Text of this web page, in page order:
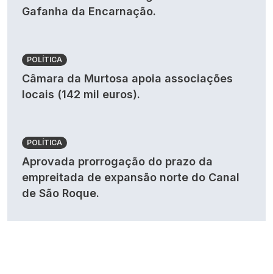
Gafanha da Encarnação.
POLÍTICA
Câmara da Murtosa apoia associações
locais (142 mil euros).
POLÍTICA
Aprovada prorrogação do prazo da
empreitada de expansão norte do Canal
de São Roque.